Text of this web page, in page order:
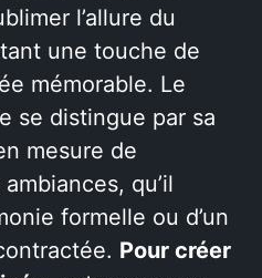
l’allure du
une touche de
mémorable. Le
se distingue par sa
mesure de
qu’il
formelle ou d’un
Pour créer